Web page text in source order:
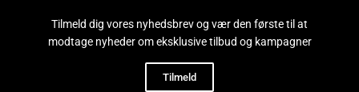
Tilmeld dig vores nyhedsbrev og vær den første til at
modtage nyheder om eksklusive tilbud og kampagner
Tilmeld